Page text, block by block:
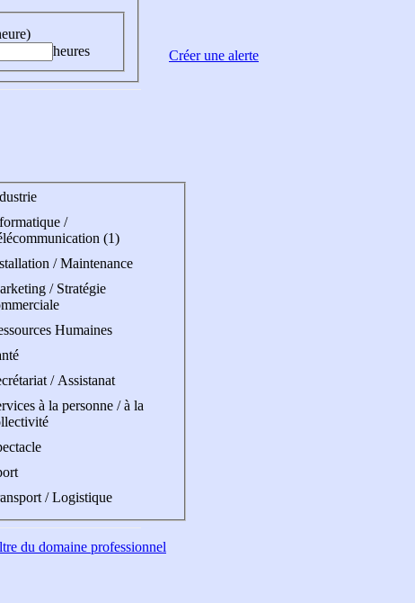
heures
/
(1)
/ Maintenance
/ Stratégie
Humaines
/ Assistanat
à la personne / à la
/ Logistique
du domaine professionnel
Créer une alerte